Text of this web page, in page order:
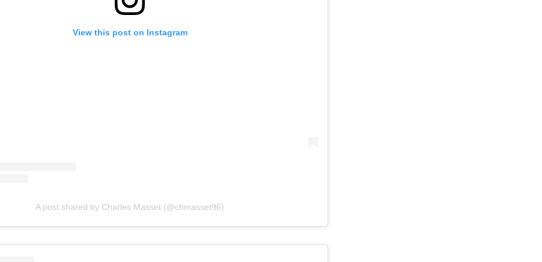
View this post on Instagram
A post shared by Charles Masset (@chmasset96)